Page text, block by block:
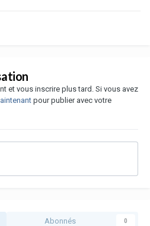
et vous inscrire plus tard. Si vous avez
pour publier avec votre
Abonnés 0